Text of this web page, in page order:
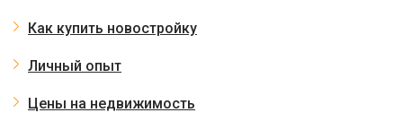
Как купить новостройку
Личный опыт
Цены на недвижимость